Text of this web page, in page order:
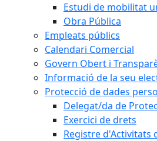
Estudi de mobilitat
Obra Pública
Empleats públics
Calendari Comercial
Govern Obert i
Informació de la seu
Protecció de dades
Delegat/da de
Exercici de drets
Registre d'Activitats